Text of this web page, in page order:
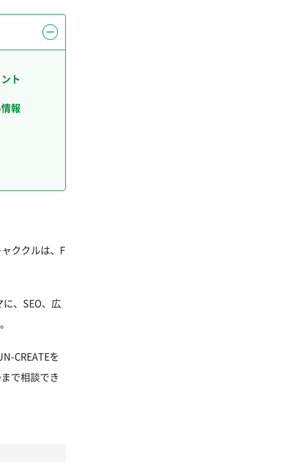
ト
報
ククルは、F
、SEO、広
CREATEを
で相談でき